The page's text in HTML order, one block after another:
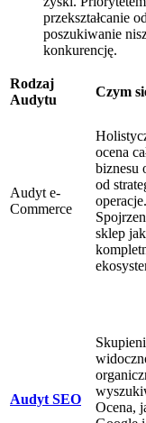
przekształcanie
poszukiwanie
konkurencję.
Rodzaj
Audytu
Czym
Audyt e-
Commerce
ocena
biznesu
od
operacje.
sklep
Audyt SEO
Ocena,